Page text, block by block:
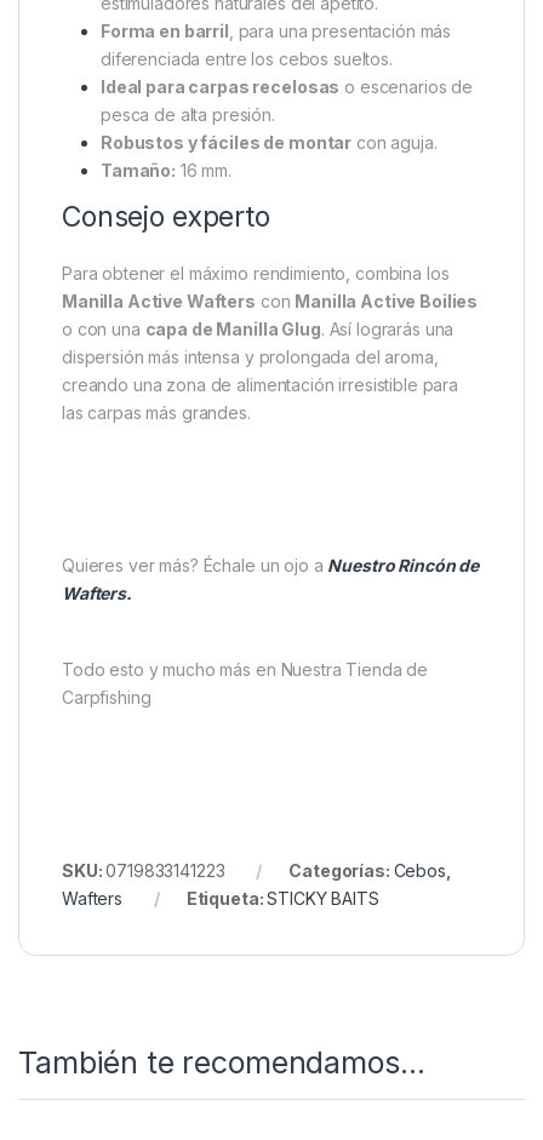
Forma en barril , para una presentación más
diferenciada entre los cebos sueltos.
Ideal para carpas recelosas o escenarios de
pesca de alta presión.
Robustos y fáciles de montar con aguja.
Tamaño: 16 mm.
Consejo experto
Para obtener el máximo rendimiento, combina los
Manilla Active Wafters con Manilla Active Boilies
o con una capa de Manilla Glug. Así lograrás una
dispersión más intensa y prolongada del aroma,
creando una zona de alimentación irresistible para
las carpas más grandes.
Quieres ver más? Échale un ojo a Nuestro Rincón de
Wafters.
Todo esto y mucho más en Nuestra Tienda de
Carpfishing
SKU:0719833141223 Categorías: Cebos
Wafters
Etiqueta:STICKY BAITS
También te recomendamos…